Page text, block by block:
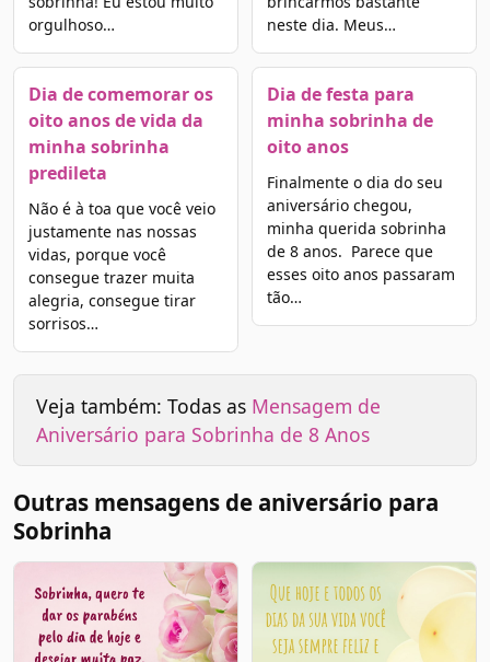
orgulhoso…
Dia de comemorar os
oito anos de vida da
minha sobrinha
predileta
Não é à toa que você veio
justamente nas nossas
vidas, porque você
consegue trazer muita
alegria, consegue tirar
sorrisos…
neste dia. Meus…
Dia de festa para
minha sobrinha de
oito anos
Finalmente o dia do seu
aniversário chegou,
minha querida sobrinha
de 8 anos. Parece que
esses oito anos passaram
tão…
Veja também: Todas as Mensagem de
Aniversário para Sobrinha de 8 Anos
Outras mensagens de aniversário para
Sobrinha